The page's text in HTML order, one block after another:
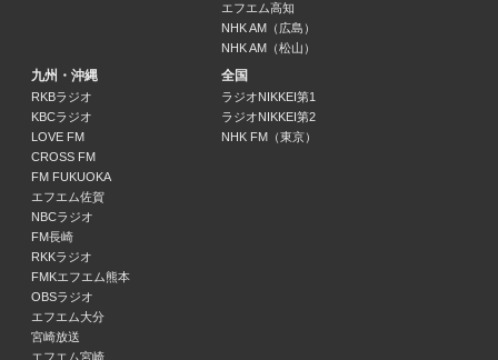
浅越ゴエ / 西林涼子 / 高柳純 / 川﨑加織
原田旅行公社です
原田年晴（ラジオ大阪アナウンサー）
18:00 ～ 18:30
ピックアップラジオショッピング
18:30 ～ 18:45
FIRST DOMINO presents 田中泰延のふたりごと
田中泰延
18:45 ～ 19:00
エフエム高知
NHK AM（広島）
NHK AM（松山）
九州・沖縄
RKBラジオ
KBCラジオ
LOVE FM
CROSS FM
FM FUKUOKA
エフエム佐賀
NBCラジオ
FM長崎
RKKラジオ
FMKエフエム熊本
OBSラジオ
エフエム大分
宮崎放送
エフエム宮崎
全国
ラジオNIKKEI第1
ラジオNIKKEI第2
NHK FM（東京）